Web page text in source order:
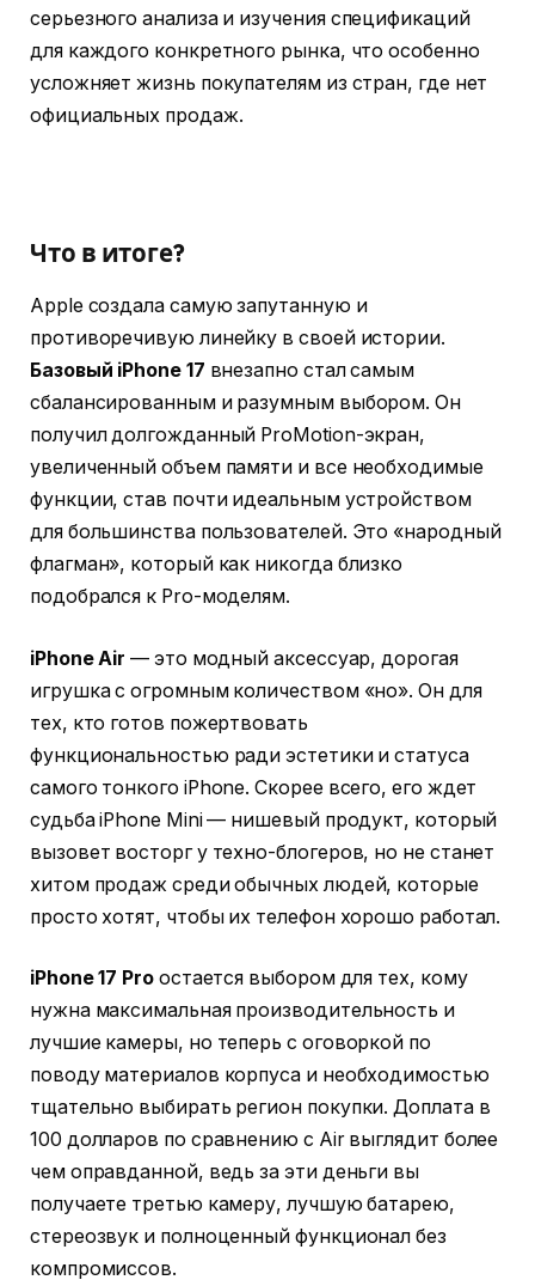
серьезного анализа и изучения спецификаций
для каждого конкретного рынка, что особенно
усложняет жизнь покупателям из стран, где нет
официальных продаж.
Что в итоге?
Apple создала самую запутанную и
противоречивую линейку в своей истории.
Базовый iPhone 17 внезапно стал самым
сбалансированным и разумным выбором. Он
получил долгожданный ProMotion-экран,
увеличенный объем памяти и все необходимые
функции, став почти идеальным устройством
для большинства пользователей. Это «народный
флагман», который как никогда близко
подобрался к Pro-моделям.
iPhone Air — это модный аксессуар, дорогая
игрушка с огромным количеством «но». Он для
тех, кто готов пожертвовать
функциональностью ради эстетики и статуса
самого тонкого iPhone. Скорее всего, его ждет
судьба iPhone Mini — нишевый продукт, который
вызовет восторг у техно-блогеров, но не станет
хитом продаж среди обычных людей, которые
просто хотят, чтобы их телефон хорошо работал.
iPhone 17 Proостается выбором для тех, кому
нужна максимальная производительность и
лучшие камеры, но теперь с оговоркой по
поводу материалов корпуса и необходимостью
тщательно выбирать регион покупки. Доплата в
100 долларов по сравнению с Air выглядит более
чем оправданной, ведь за эти деньги вы
получаете третью камеру, лучшую батарею,
стереозвук и полноценный функционал без
компромиссов.